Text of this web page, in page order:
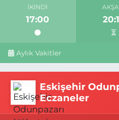
İKINDI
17:00
Aylık Vakitler
Eskişehir
Eczaneler